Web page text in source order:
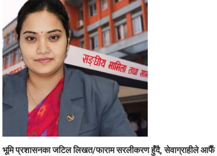
भूमि प्रशासनका जटिल लिखत/फाराम सरलीकरण हुँदै, सेवाग्राहीले आफैँ